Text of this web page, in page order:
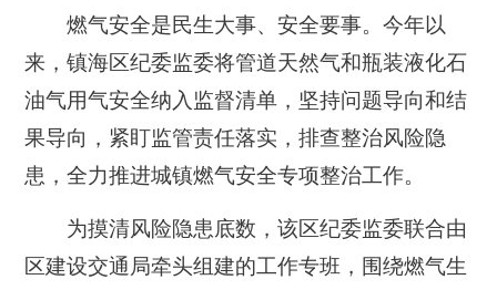
燃气安全是民生大事、安全要事。今年以
来，镇海区纪委监委将管道天然气和瓶装液化石
油气用气安全纳入监督清单，坚持问题导向和结
果导向，紧盯监管责任落实，排查整治风险隐
患，全力推进城镇燃气安全专项整治工作。
为摸清风险隐患底数，该区纪委监委联合由
区建设交通局牵头组建的工作专班，围绕燃气生